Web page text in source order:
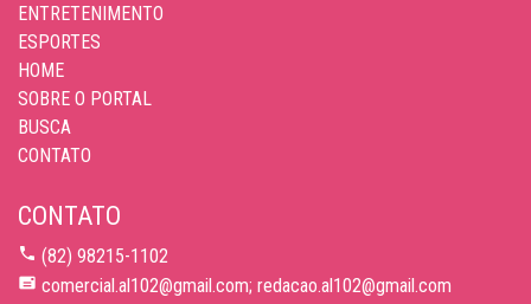
ENTRETENIMENTO
ESPORTES
HOME
SOBRE O PORTAL
BUSCA
CONTATO
CONTATO
(82) 98215-1102
comercial.al102@gmail.com; redacao.al102@gmail.com